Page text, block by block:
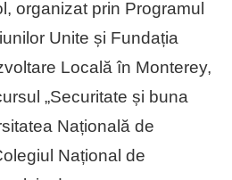
organizat prin Programul
Unite și Fundația
Locală în Monterey,
„Securitate și buna
Națională de
Național de